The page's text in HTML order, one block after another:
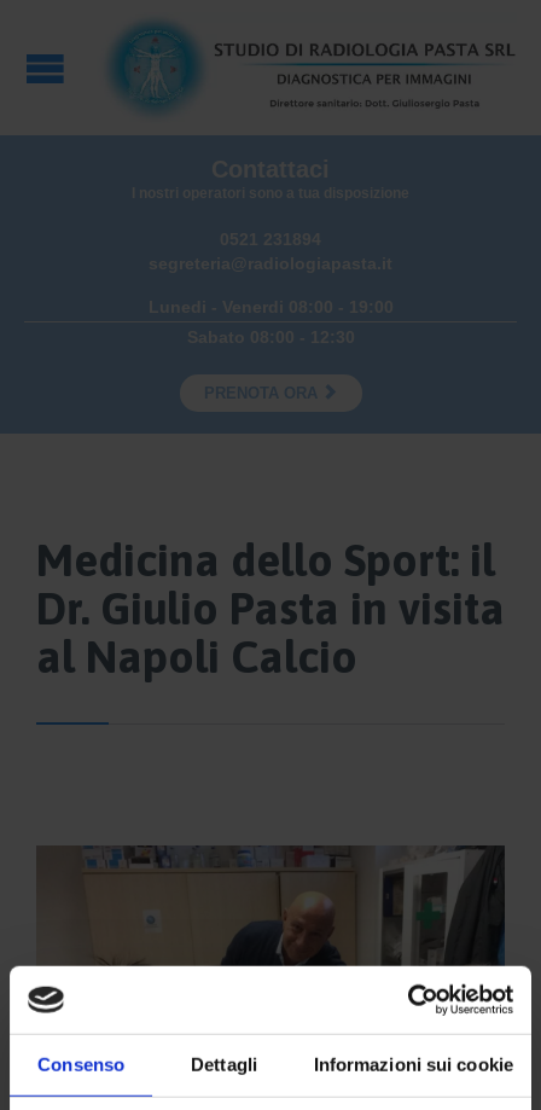
Consenso Dettagli Informazioni sui cookie
Contattaci
I nostri operatori sono a tua disposizione
0521 231894
segreteria@radiologiapasta.it
Lunedi - Venerdi 08:00 - 19:00
Sabato 08:00 - 12:30
PRENOTA ORA 
Medicina dello Sport: il
Dr. Giulio Pasta in visita
al Napoli Calcio